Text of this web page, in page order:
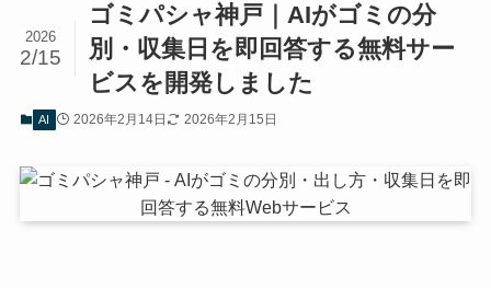
ゴミパシャ神戸｜AIがゴミの分
別・収集日を即回答する無料サー
ビスを開発しました
2026
2/15
AI 2026年2月14日 2026年2月15日